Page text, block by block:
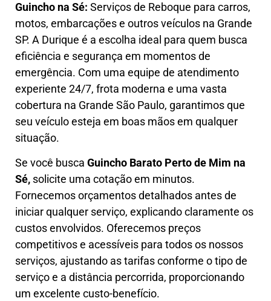
Guincho na Sé: Serviços de Reboque para carros,
motos, embarcações e outros veículos na Grande
SP. A Durique é a escolha ideal para quem busca
eficiência e segurança em momentos de
emergência. Com uma equipe de atendimento
experiente 24/7, frota moderna e uma vasta
cobertura na Grande São Paulo, garantimos que
seu veículo esteja em boas mãos em qualquer
situação.
Se você busca Guincho Barato Perto de Mim na
Sé, solicite uma cotação em minutos.
Fornecemos orçamentos detalhados antes de
iniciar qualquer serviço, explicando claramente os
custos envolvidos. Oferecemos preços
competitivos e acessíveis para todos os nossos
serviços, ajustando as tarifas conforme o tipo de
serviço e a distância percorrida, proporcionando
um excelente custo-benefício.